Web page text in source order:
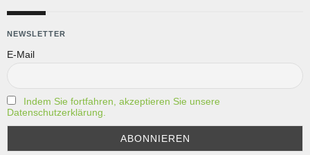
NEWSLETTER
E-Mail
Indem Sie fortfahren, akzeptieren Sie unsere
Datenschutzerklärung.